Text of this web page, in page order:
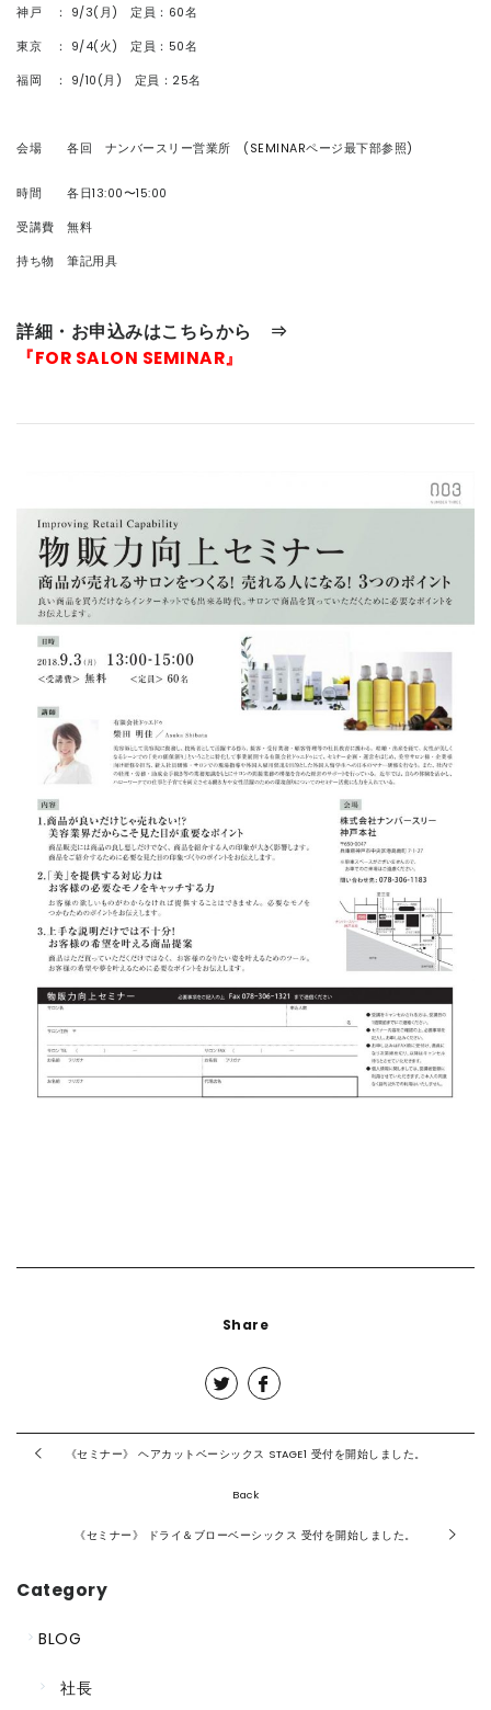
神戸 ： 9/3(月) 定員：60名
東京 ： 9/4(火) 定員：50名
福岡 ： 9/10(月) 定員：25名
会場 各回 ナンバースリー営業所 ( SEMINARページ最下部参照)
時間 各日13:00〜15:00
受講費 無料
持ち物 筆記用具
詳細・お申込みはこちらから ⇒
『FOR SALON SEMINAR』
Share
《セミナー》 ヘアカットベーシックス STAGE1 受付を開始しました。
Back
《セミナー》 ドライ＆ブローベーシックス 受付を開始しました。
Category
BLOG
社長